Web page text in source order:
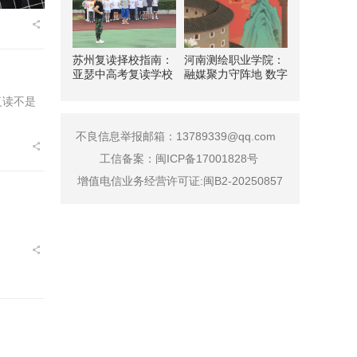
不是
苏州复读择校指南：
亚瑟中高考复读学校
河南测绘职业学院：
融媒聚力守阵地 数字
不良信息举报邮箱：13789339@qq.com
工信备案： 闽ICP备17001828号
增值电信业务经营许可证:闽B2-20250857